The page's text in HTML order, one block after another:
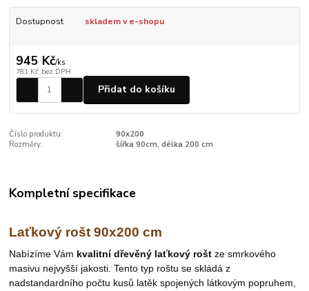
Dostupnost skladem v e-shopu
945 Kč/ks
781 Kč bez DPH
Přidat do košíku
Číslo produktu:
90x200
Rozměry:
šířka 90cm, délka 200 cm
Kompletní specifikace
Laťkový rošt 90x200 cm
Nabízíme Vám kvalitní dřevěný laťkový roštze smrkového
masivu nejvyšší jakosti. Tento typ roštu se skládá z
nadstandardního počtu kusů latěk spojených látkovým popruhem,